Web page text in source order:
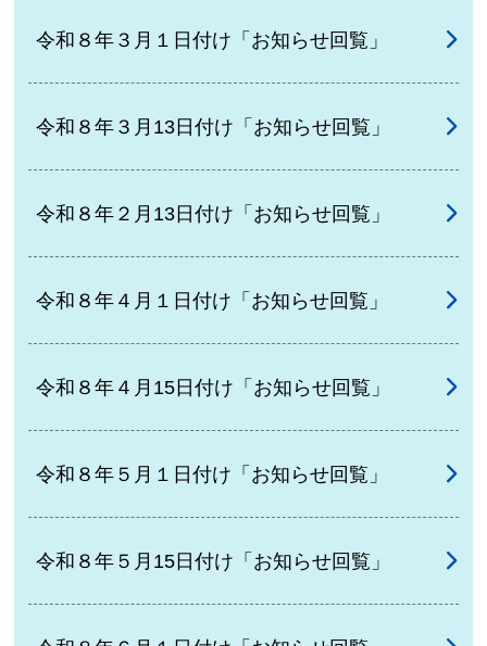
令和８年３月１日付け「お知らせ回覧」
令和８年３月13日付け「お知らせ回覧」
令和８年２月13日付け「お知らせ回覧」
令和８年４月１日付け「お知らせ回覧」
令和８年４月15日付け「お知らせ回覧」
令和８年５月１日付け「お知らせ回覧」
令和８年５月15日付け「お知らせ回覧」